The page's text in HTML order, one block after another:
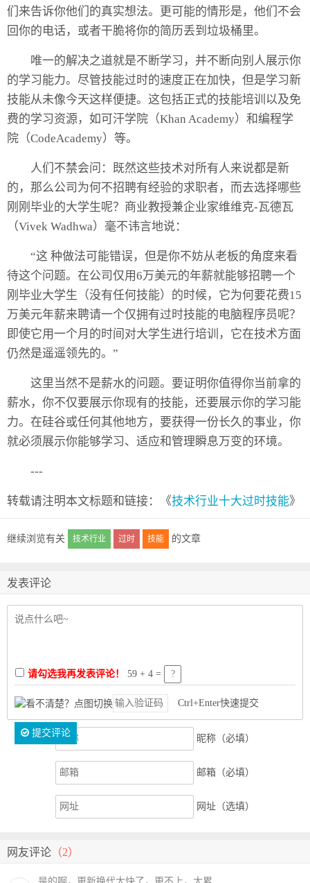
们来告诉你他们的真实想法。更可能的情形是，他们不会
回你的电话，或者干脆将你的简历丢到垃圾桶里。
唯一的解决之道就是不断学习，并不断向别人展示你
的学习能力。尽管技能过时的速度正在加快，但是学习新
技能从未像今天这样便捷。这包括正式的技能培训以及免
费的学习资源，如可汗学院（Khan Academy）和编程学
院（CodeAcademy）等。
人们不禁会问：既然这些技术对所有人来说都是新
的，那么公司为何不招聘有经验的求职者，而去选择哪些
刚刚毕业的大学生呢？商业教授兼企业家维维克-瓦德瓦
（Vivek Wadhwa）毫不讳言地说：
“这 种做法可能错误，但是你不妨从老板的角度来看
待这个问题。在公司仅用6万美元的年薪就能够招聘一个
刚毕业大学生（没有任何技能）的时候，它为何要花费15
万美元年薪来聘请一个仅拥有过时技能的电脑程序员呢？
即使它用一个月的时间对大学生进行培训，它在技术方面
仍然是遥遥领先的。”
这里当然不是薪水的问题。要证明你值得你当前拿的
薪水，你不仅要展示你现有的技能，还要展示你的学习能
力。在硅谷或任何其他地方，要获得一份长久的事业，你
就必须展示你能够学习、适应和管理瞬息万变的环境。
---
转载请注明本文标题和链接：《技术行业十大过时技能》
继续浏览有关 技术行业 过时 技能 的文章
发表评论
请勾选我再发表评论！ 59 + 4 =
Ctrl+Enter快速提交
提交评论
昵称（必填）
邮箱（必填）
网址（选填）
网友评论 （2）